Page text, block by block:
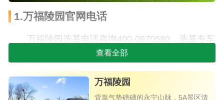
1.万福陵园官网电话
万福陵园选墓电话咨询400-0970680，选墓专车
上门接送，有专业师傅跟随，轻车熟路，省去费时
费力环节。
2.万福陵园墓地价格详情：
查看全部
万福陵园
背靠气势磅礴的永宁山脉，5A景区清